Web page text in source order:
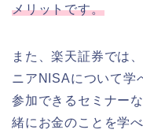
メリットです。
また、楽天証券では
ニアNISAについて学
参加できるセミナー
緒にお金のことを学